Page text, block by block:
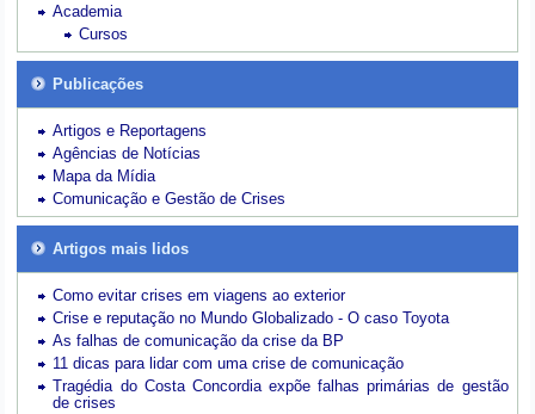
Academia
Cursos
Publicações
Artigos e Reportagens
Agências de Notícias
Mapa da Mídia
Comunicação e Gestão de Crises
Artigos mais lidos
Como evitar crises em viagens ao exterior
Crise e reputação no Mundo Globalizado - O caso Toyota
As falhas de comunicação da crise da BP
11 dicas para lidar com uma crise de comunicação
Tragédia do Costa Concordia expõe falhas primárias de gestão
de crises